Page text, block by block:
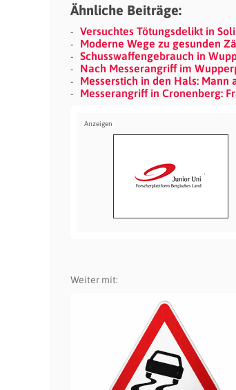
Ähnliche Beiträge:
Versuchtes Tötungsdelikt in
Moderne Wege zu gesunden
Schusswaffengebrauch in
Nach Messerangriff im
Messerstich in den Hals:
Messerangriff in Cronenberg:
Weiter mit: